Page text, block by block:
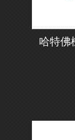
哈特佛